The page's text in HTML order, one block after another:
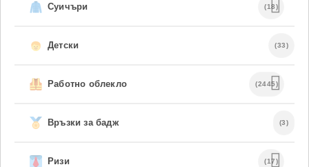
Суичъри (18)
Детски (33)
Работно облекло (2445)
Връзки за бадж (3)
Ризи (17)